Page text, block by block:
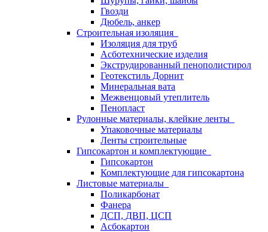
Гвозди
Дюбель, анкер
Строительная изоляция
Изоляция для труб
Асботехнические изделия
Экструдированный пенополистирол
Геотекстиль Дорнит
Минеральная вата
Межвенцовый утеплитель
Пенопласт
Рулонные материалы, клейкие ленты
Упаковочные материалы
Ленты строительные
Гипсокартон и комплектующие
Гипсокартон
Комплектующие для гипсокартона
Листовые материалы
Поликарбонат
Фанера
ДСП, ДВП, ЦСП
Асбокартон